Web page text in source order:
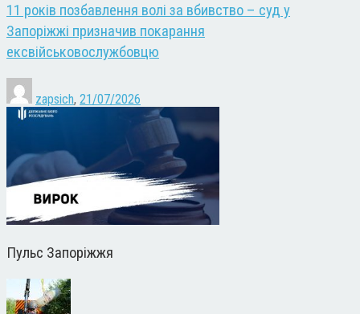
11 років позбавлення волі за вбивство – суд у
Запоріжжі призначив покарання
ексвійськовослужбовцю
zapsich, 21/07/2026
Пульс Запоріжжя